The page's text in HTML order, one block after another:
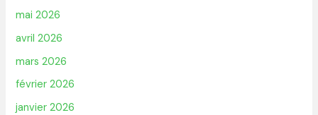
mai 2026
avril 2026
mars 2026
février 2026
janvier 2026